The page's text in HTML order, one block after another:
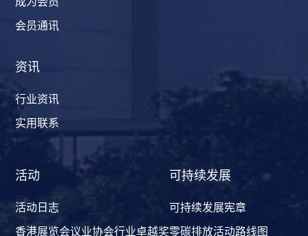
会员通讯
资讯
行业资讯
实用联系
活动
活动日志
香港展览会议业协会行业卓越奖
可持续发展
可持续发展宪章
零碳排放活动路线图